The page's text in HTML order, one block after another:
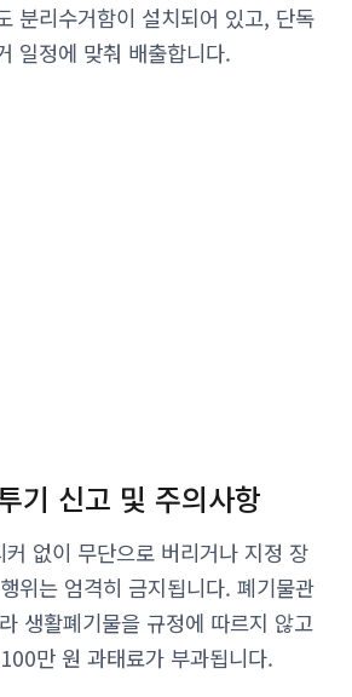
분리수거함이 설치되어 있고, 단독
일정에 맞춰 배출합니다.
기 신고 및 주의사항
없이 무단으로 버리거나 지정 장
위는 엄격히 금지됩니다. 폐기물관
생활폐기물을 규정에 따르지 않고
만 원 과태료가 부과됩니다.